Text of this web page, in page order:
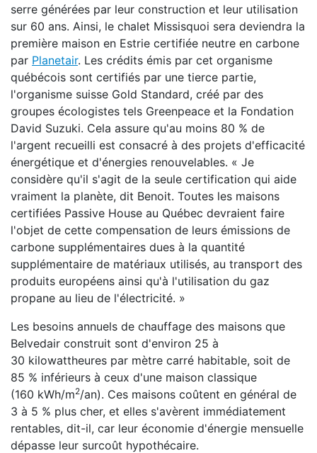
serre générées par leur construction et leur utilisation
sur 60 ans. Ainsi, le chalet Missisquoi sera deviendra la
première maison en Estrie certifiée neutre en carbone
par Planetair. Les crédits émis par cet organisme
québécois sont certifiés par une tierce partie,
l'organisme suisse Gold Standard, créé par des
groupes écologistes tels Greenpeace et la Fondation
David Suzuki. Cela assure qu'au moins 80 % de
l'argent recueilli est consacré à des projets d'efficacité
énergétique et d'énergies renouvelables. « Je
considère qu'il s'agit de la seule certification qui aide
vraiment la planète, dit Benoit. Toutes les maisons
certifiées Passive House au Québec devraient faire
l'objet de cette compensation de leurs émissions de
carbone supplémentaires dues à la quantité
supplémentaire de matériaux utilisés, au transport des
produits européens ainsi qu'à l'utilisation du gaz
propane au lieu de l'électricité. »
Les besoins annuels de chauffage des maisons que
Belvedair construit sont d'environ 25 à
30 kilowattheures par mètre carré habitable, soit de
85 % inférieurs à ceux d'une maison classique
(160 kWh/m2/an). Ces maisons coûtent en général de
3 à 5 % plus cher, et elles s'avèrent immédiatement
rentables, dit-il, car leur économie d'énergie mensuelle
dépasse leur surcoût hypothécaire.